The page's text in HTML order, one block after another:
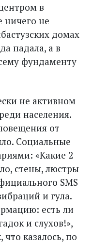
в
ничего не
домах
падала, а в
фундаменту
не активном
населения.
от
Социальные
«Какие 2
стены, люстры
SMS
и гула.
есть ли
и слухов!»,
казалось, по